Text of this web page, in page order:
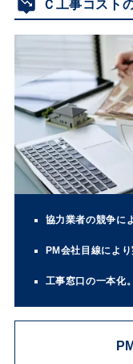
Ｃ工事コスト
協力業者の競争に
PM会社目線によ
工事窓口の一本化。